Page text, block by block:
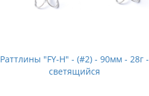
Раттлины "FY-H" - (#3) - 90мм - 28г -
светящийся